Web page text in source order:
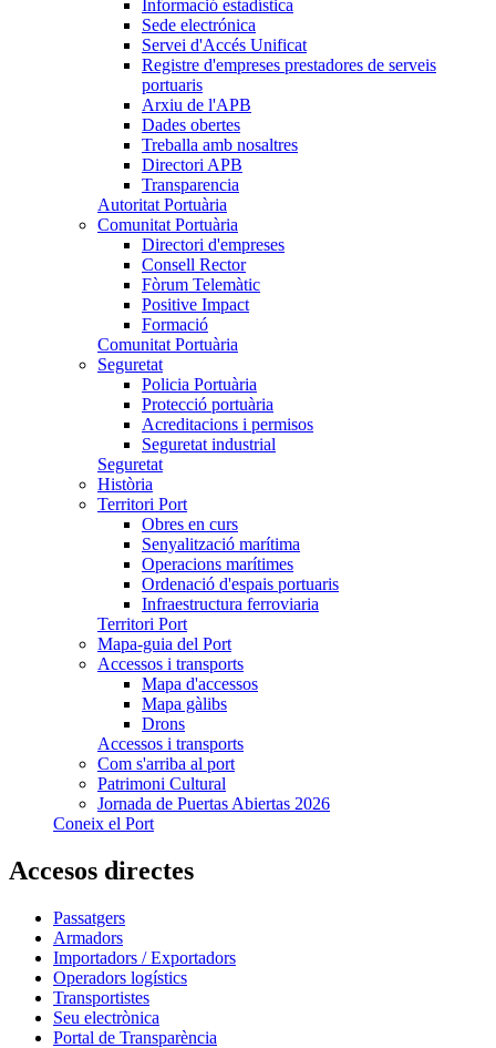
Informació estadística
Sede electrónica
Servei d'Accés Unificat
Registre d'empreses prestadores de serveis
portuaris
Arxiu de l'APB
Dades obertes
Treballa amb nosaltres
Directori APB
Transparencia
Autoritat Portuària
Comunitat Portuària
Directori d'empreses
Consell Rector
Fòrum Telemàtic
Positive Impact
Formació
Comunitat Portuària
Seguretat
Policia Portuària
Protecció portuària
Acreditacions i permisos
Seguretat industrial
Seguretat
Història
Territori Port
Obres en curs
Senyalització marítima
Operacions marítimes
Ordenació d'espais portuaris
Infraestructura ferroviaria
Territori Port
Mapa-guia del Port
Accessos i transports
Mapa d'accessos
Mapa gàlibs
Drons
Accessos i transports
Com s'arriba al port
Patrimoni Cultural
Jornada de Puertas Abiertas 2026
Coneix el Port
Accesos directes
Passatgers
Armadors
Importadors / Exportadors
Operadors logístics
Transportistes
Seu electrònica
Portal de Transparència